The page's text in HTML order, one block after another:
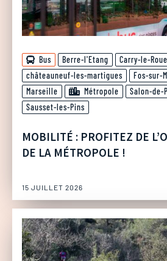
Bus Berre-l'Etang Carry-le-
châteauneuf-les-martigues
Fos-sur-
Marseille
Métropole
Salon-de-
Sausset-les-Pins
MOBILITÉ : PROFITEZ DE
DE LA MÉTROPOLE !
15 JUILLET 2026